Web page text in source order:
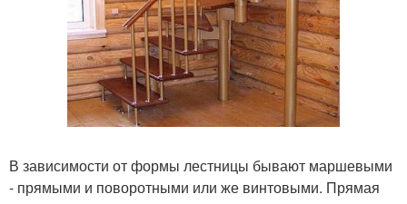
В зависимости от формы лестницы бывают маршевыми
- прямыми и поворотными или же винтовыми. Прямая